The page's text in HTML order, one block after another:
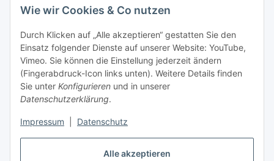
Alle akzeptieren
Wie wir Cookies & Co nutzen
Durch Klicken auf „Alle akzeptieren“ gestatten Sie den
Einsatz folgender Dienste auf unserer Website: YouTube,
Vimeo. Sie können die Einstellung jederzeit ändern
(Fingerabdruck-Icon links unten). Weitere Details finden
Sie unter Konfigurieren und in unserer
Datenschutzerklärung.
Impressum Datenschutz
Bitte senden Sie mir entsprechend Ihrer
Informationen zu Ihrem Produktsortiment per E-Mail zu.
Abonnieren
Newsletter Abonnieren